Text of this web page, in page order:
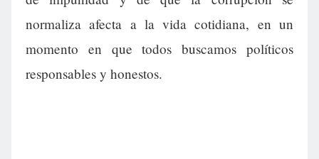
normaliza afecta a la vida cotidiana, en un
momento en que todos buscamos políticos
responsables y honestos.